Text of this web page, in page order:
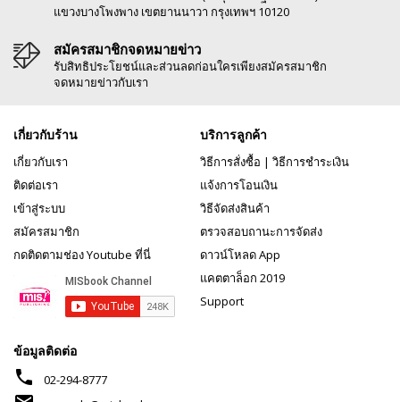
แขวงบางโพงพาง เขตยานนาวา กรุงเทพฯ 10120
สมัครสมาชิกจดหมายข่าว
รับสิทธิประโยชน์และส่วนลดก่อนใครเพียงสมัครสมาชิก
จดหมายข่าวกับเรา
เกี่ยวกับร้าน
เกี่ยวกับเรา
ติดต่อเรา
เข้าสู่ระบบ
สมัครสมาชิก
กดติดตามช่อง Youtube ที่นี่
บริการลูกค้า
วิธีการสั่งซื้อ | วิธีการชำระเงิน
แจ้งการโอนเงิน
วิธีจัดส่งสินค้า
ตรวจสอบถานะการจัดส่ง
ดาวน์โหลด App
แคตตาล็อก 2019
Support
ข้อมูลติดต่อ
phone 02-294-8777